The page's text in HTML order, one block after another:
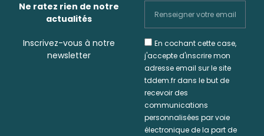
Ne ratez rien de notre
actualités
Inscrivez-vous à notre
newsletter
En cochant cette case,
j'accepte d'inscrire mon
adresse email sur le site
tddem.fr dans le but de
recevoir des
communications
personnalisées par voie
électronique de la part de